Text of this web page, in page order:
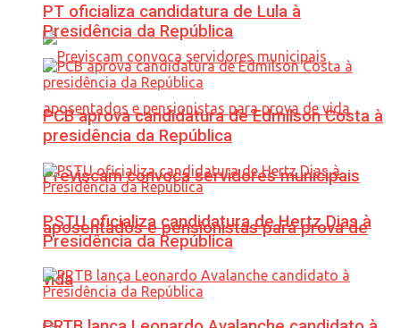
Previscam convoca servidores municipais
aposentados e pensionistas para prova de
vida
PT oficializa candidatura de Lula à
Presidência da República
PCB aprova candidatura de Edmilson Costa à
presidência da República
PSTU oficializa candidatura de Hertz Dias à
Presidência da República